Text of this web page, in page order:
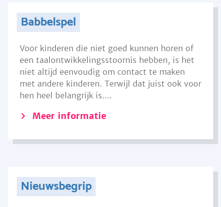
Babbelspel
Voor kinderen die niet goed kunnen horen of
een taalontwikkelingsstoornis hebben, is het
niet altijd eenvoudig om contact te maken
met andere kinderen. Terwijl dat juist ook voor
hen heel belangrijk is....
Meer informatie
Nieuwsbegrip